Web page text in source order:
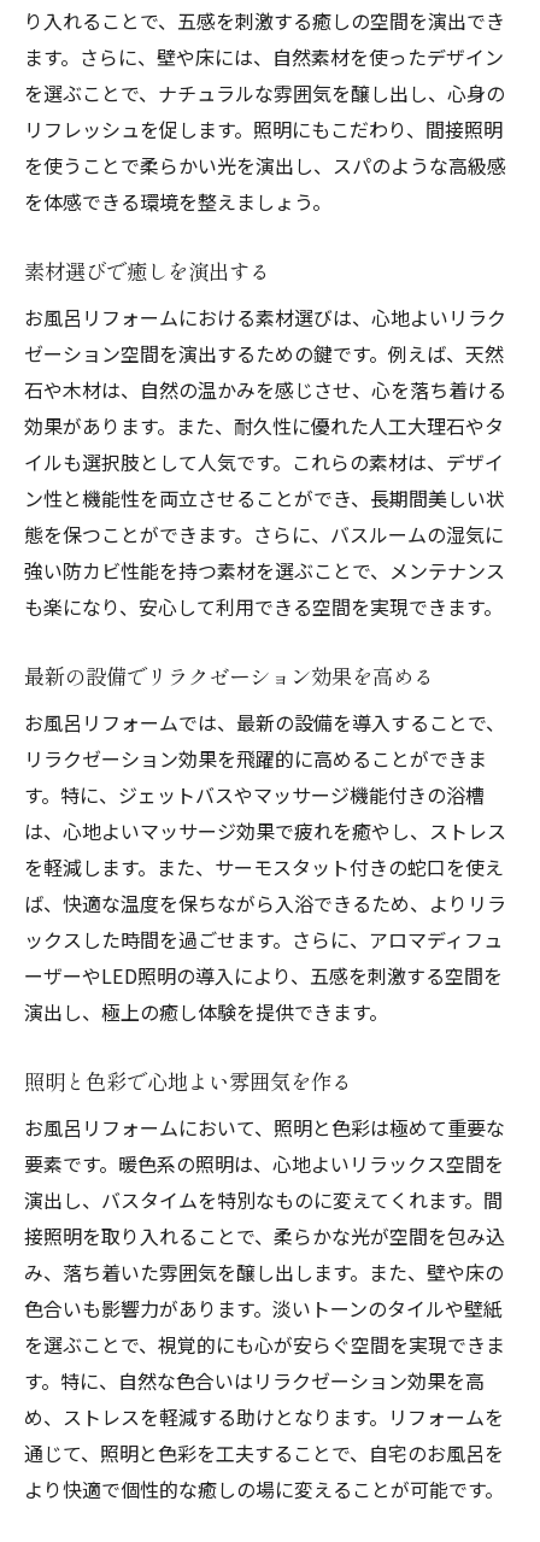
スペース
季節に合わせた入浴スタイルの提案
リフォームで実現するお風呂の個性化とそのメ
リット
個性化がもたらす心理的メリット
家族全員が快適に使える空間設計
個性あるバスルームが不動産価値に与える
自分らしさを表現するインテリアコーディ
ネート
アフターケアでリフォームを長持ちさせる
お風呂リフォームで作る家族全員が笑顔になる
空間
子供も楽しめるバスルームの工夫
家族の好みに合わせたデザイン選び
ン
リラックスできる空間のための家具配置
家族みんなで楽しむバスルームの使い方
アロマと音響を活用したお風呂リフォームのリ
ラクゼーション効果
アロマオイルの選び方と効果
音響設備で心地よいバスタイムを実現
香りと音の相乗効果を引き出すテクニック
プロのリラクゼーション技術を取り入れる
自宅で楽しむスパ体験の提案
LED照明とジェットバスを取り入れた最新お風
呂リフォーム術
LED照明で演出するドラマティックな空間
ジェットバスによるマッサージ効果の体験
省エネ効果を高める照明選び
LEDとジェットバスの組み合わせでリラッ
クス効果を最大化
設計段階で考える安全性と機能性
最新のトレンドを取り入れる方法
り入れることで、五感を刺激する癒しの空間を演出でき
ます。さらに、壁や床には、自然素材を使ったデザイン
を選ぶことで、ナチュラルな雰囲気を醸し出し、心身の
リフレッシュを促します。照明にもこだわり、間接照明
を使うことで柔らかい光を演出し、スパのような高級感
を体感できる環境を整えましょう。
素材選びで癒しを演出する
お風呂リフォームにおける素材選びは、心地よいリラク
ゼーション空間を演出するための鍵です。例えば、天然
石や木材は、自然の温かみを感じさせ、心を落ち着ける
効果があります。また、耐久性に優れた人工大理石やタ
イルも選択肢として人気です。これらの素材は、デザイ
ン性と機能性を両立させることができ、長期間美しい状
態を保つことができます。さらに、バスルームの湿気に
強い防カビ性能を持つ素材を選ぶことで、メンテナンス
も楽になり、安心して利用できる空間を実現できます。
最新の設備でリラクゼーション効果を高める
お風呂リフォームでは、最新の設備を導入することで、
リラクゼーション効果を飛躍的に高めることができま
す。特に、ジェットバスやマッサージ機能付きの浴槽
は、心地よいマッサージ効果で疲れを癒やし、ストレス
を軽減します。また、サーモスタット付きの蛇口を使え
ば、快適な温度を保ちながら入浴できるため、よりリラ
ックスした時間を過ごせます。さらに、アロマディフュ
ーザーやLED照明の導入により、五感を刺激する空間を
演出し、極上の癒し体験を提供できます。
照明と色彩で心地よい雰囲気を作る
お風呂リフォームにおいて、照明と色彩は極めて重要な
要素です。暖色系の照明は、心地よいリラックス空間を
演出し、バスタイムを特別なものに変えてくれます。間
接照明を取り入れることで、柔らかな光が空間を包み込
み、落ち着いた雰囲気を醸し出します。また、壁や床の
色合いも影響力があります。淡いトーンのタイルや壁紙
を選ぶことで、視覚的にも心が安らぐ空間を実現できま
す。特に、自然な色合いはリラクゼーション効果を高
め、ストレスを軽減する助けとなります。リフォームを
通じて、照明と色彩を工夫することで、自宅のお風呂を
より快適で個性的な癒しの場に変えることが可能です。